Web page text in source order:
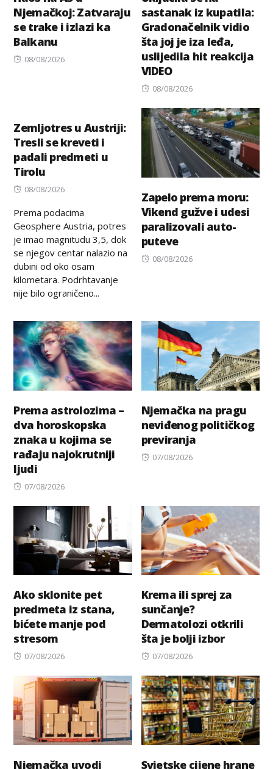
Njemačkoj: Zatvaraju
se trake i izlazi ka
Balkanu
Posted
08/08/2026
sastanak iz kupatila:
Gradonačelnik vidio
šta joj je iza leđa,
uslijedila hit reakcija
VIDEO
Posted
08/08/2026
Zemljotres u Austriji:
Tresli se kreveti i
padali predmeti u
Tirolu
Posted
08/08/2026
Prema podacima
Geosphere Austria, potres
je imao magnitudu 3,5, dok
se njegov centar nalazio na
dubini od oko osam
kilometara. Podrhtavanje
nije bilo ograničeno...
Zapelo prema moru:
Vikend gužve i udesi
paralizovali auto-
puteve
Posted
08/08/2026
Prema astrolozima –
dva horoskopska
znaka u kojima se
rađaju najokrutniji
ljudi
Posted
07/08/2026
Njemačka na pragu
neviđenog političkog
previranja
Posted
07/08/2026
Ako sklonite pet
predmeta iz stana,
bićete manje pod
stresom
Posted
07/08/2026
Krema ili sprej za
sunčanje?
Dermatolozi otkrili
šta je bolji izbor
Posted
07/08/2026
Njemačka uvodi
Svjetske cijene hrane